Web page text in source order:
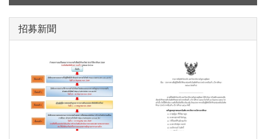
招募新聞